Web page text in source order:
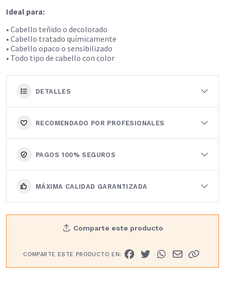
Ideal para:
• Cabello teñido o decolorado
• Cabello tratado químicamente
• Cabello opaco o sensibilizado
• Todo tipo de cabello con color
DETALLES
RECOMENDADO POR PROFESIONALES
PAGOS 100% SEGUROS
MÁXIMA CALIDAD GARANTIZADA
Comparte este producto
COMPARTE ESTE PRODUCTO EN: